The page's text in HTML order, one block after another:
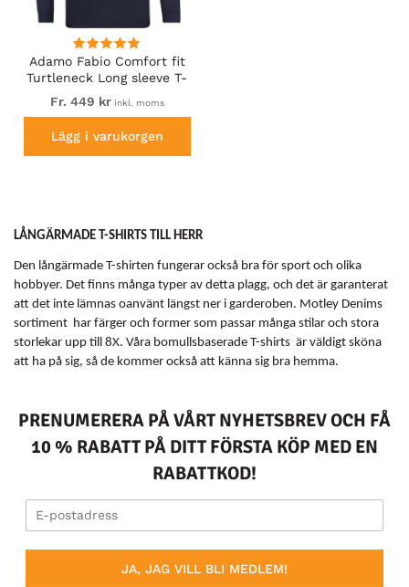
Adamo Fabio Comfort fit
Turtleneck Long sleeve T-
shirt Navy
Fr. 449 krinkl. moms
Lägg i varukorgen
LÅNGÄRMADE T-SHIRTS TILL HERR
Den långärmade T-shirten fungerar också bra för sport och olika
hobbyer. Det finns många typer av detta plagg, och det är garanterat
att det inte lämnas oanvänt längst ner i garderoben. Motley Denims
sortiment har färger och former som passar många stilar och stora
storlekar upp till 8X. Våra bomullsbaserade T-shirts är väldigt sköna
att ha på sig, så de kommer också att känna sig bra hemma.
PRENUMERERA PÅ VÅRT NYHETSBREV OCH FÅ
10 % RABATT PÅ DITT FÖRSTA KÖP MED EN
RABATTKOD!
JA, JAG VILL BLI MEDLEM!